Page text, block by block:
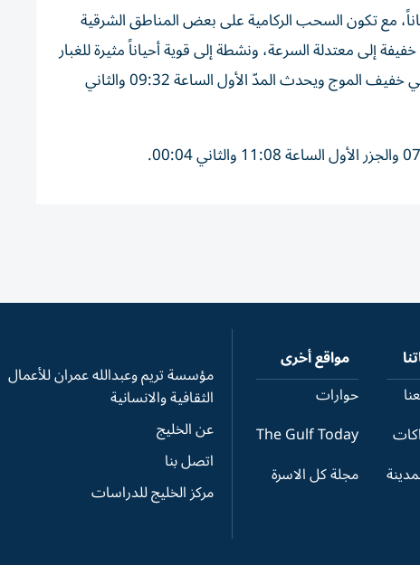
مع تكون السحب الركامية على بعض المناطق الشرقية
إلى معتدلة السرعة، ونشطة إلى قوية أحياناً مثيرة للغبار
جنوبية شرقية - شمالية شرقية/ 10 إلى 25 تصل إلى 50 كلم/س. الخليج العربي خفيف الموج ويحدث المدّ الأول الساعة 09:32 والثاني
مواقع أخرى
حوارات
The Gulf Today
مجلة كل الاسرة
مؤسسة تريم وعبدالله عمران للأعمال
الثقافية والانسانية
عن الخليج
اتصل بنا
مركز الخليج للدراسات